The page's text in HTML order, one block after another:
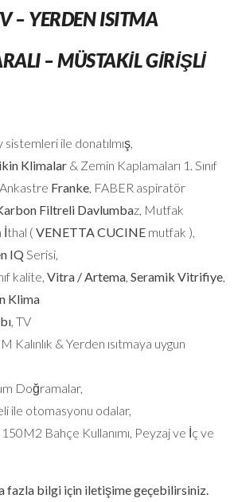
– YERDEN ISITMA
– MÜSTAKIL GIRIŞLI
sistemleri ile donatılmış,
Klimalar & Zemin Kaplamaları 1. Sınıf
Franke , FABER aspiratör
Filtreli Davlumbaz, Mutfak
İthal ( VENETTA CUCINE mutfak ),
IQ Serisi,
kalite, Vitra / Artema Seramik Vitrifiye
Klima
, TV
& Yerden ısıtmaya uygun
Doğramalar,
ile otomasyonu odalar,
Bahçe Kullanımı, Peyzaj ve İç ve
fazla bilgi için iletişime geçebilirsiniz.